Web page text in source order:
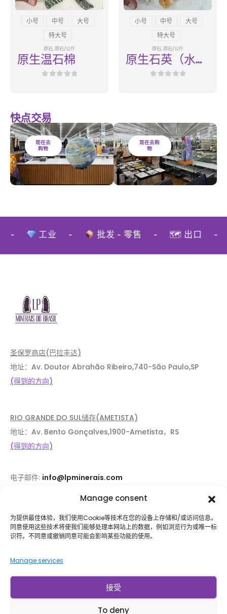
Manage consent
为提供最佳体验，我们使用Cookie等技术在您的设备上存储和/或访问信息。
同意使用这些技术将使我们能够处理本网站上的数据，例如浏览行为或唯一标
识符。不同意或撤销同意可能会影响某些功能的使用。
Manage services
接受
To deny
小号 中号
大号
特大号
原石, 原石/公斤
原生温石棉
小号 中号
大号
特大号
原石, 原石/公斤
原生石英（水
晶）硫磺
快点交易
现在去
购物
现在去购
物
- 工业 - 批发 - 零售 - 🗺 出口 -
圣保罗商店(巴拉丰达)
地址：Av. Doutor Abrahão Ribeiro,740-São Paulo,SP
(得到的方向)
RIO GRANDE DO SUL储存(AMETISTA)
地址：Av. Bento Gonçalves,1900-Ametista，RS
(得到的方向)
电子邮件: info@lpminerais.com
公司
店
联系我们
支持
跟踪你了
运输和返回
无障碍